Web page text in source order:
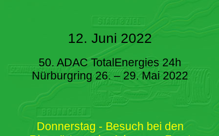
12. Juni 2022
50. ADAC TotalEnergies 24h
Nürburgring 26. – 29. Mai 2022
Donnerstag - Besuch bei den